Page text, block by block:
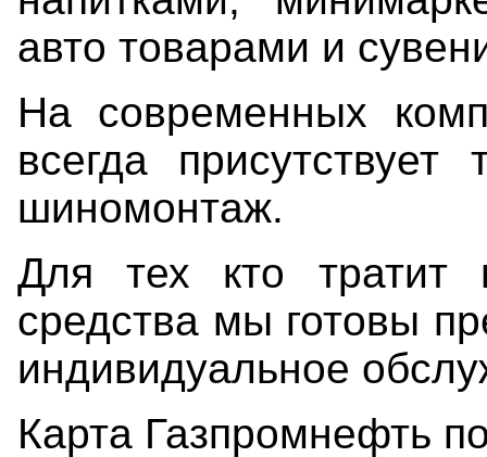
авто товарами и
На современных
всегда
шиномонтаж.
Для тех кто тратит
средства мы готовы
индивидуальное
Карта Газпромнефть